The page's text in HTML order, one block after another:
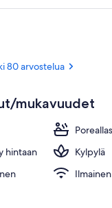
Julkinen kylpylä
80 arvostelua
mukavuudet
Poreallas
hintaan
Kylpylä